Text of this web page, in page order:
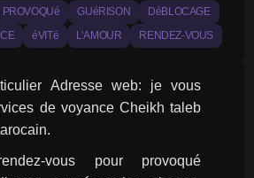
PROVOQUé GUéRISON DéBLOCAGE
éVITé L’AMOUR RENDEZ-VOUS
Adresse web: je vous
de voyance Cheikh taleb
vous pour provoqué